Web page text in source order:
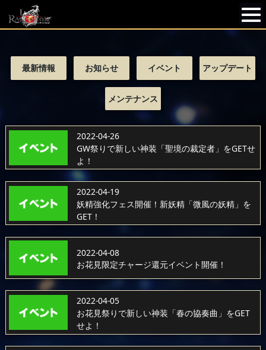
最新情報 お知らせ イベント アップデート
メンテナンス
2022-04-26
GW祭りで新しい神装「聖境の裁定者」をGETせ
よ！
2022-04-19
妖精強化フェス開催！新妖精「微風の妖精」を
GET！
2022-04-08
お花見限定チャージ還元イベント開催！
2022-04-05
お花見祭りで新しい神装「春の協奏曲」をGET
せよ！